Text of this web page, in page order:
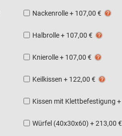
Nackenrolle+ 107,00 €
Halbrolle+ 107,00 €
Knierolle+ 107,00 €
Keilkissen+ 122,00 €
Kissen mit Klettbefestigung+
Würfel (40x30x60)+213,00 €